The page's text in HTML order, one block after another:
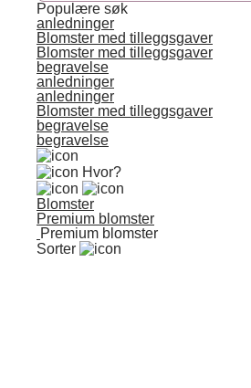
Populære søk
anledninger
Blomster med tilleggsgaver
Blomster med tilleggsgaver
begravelse
anledninger
anledninger
Blomster med tilleggsgaver
begravelse
begravelse
Hvor?
Blomster
Premium blomster
Premium blomster
Sorter